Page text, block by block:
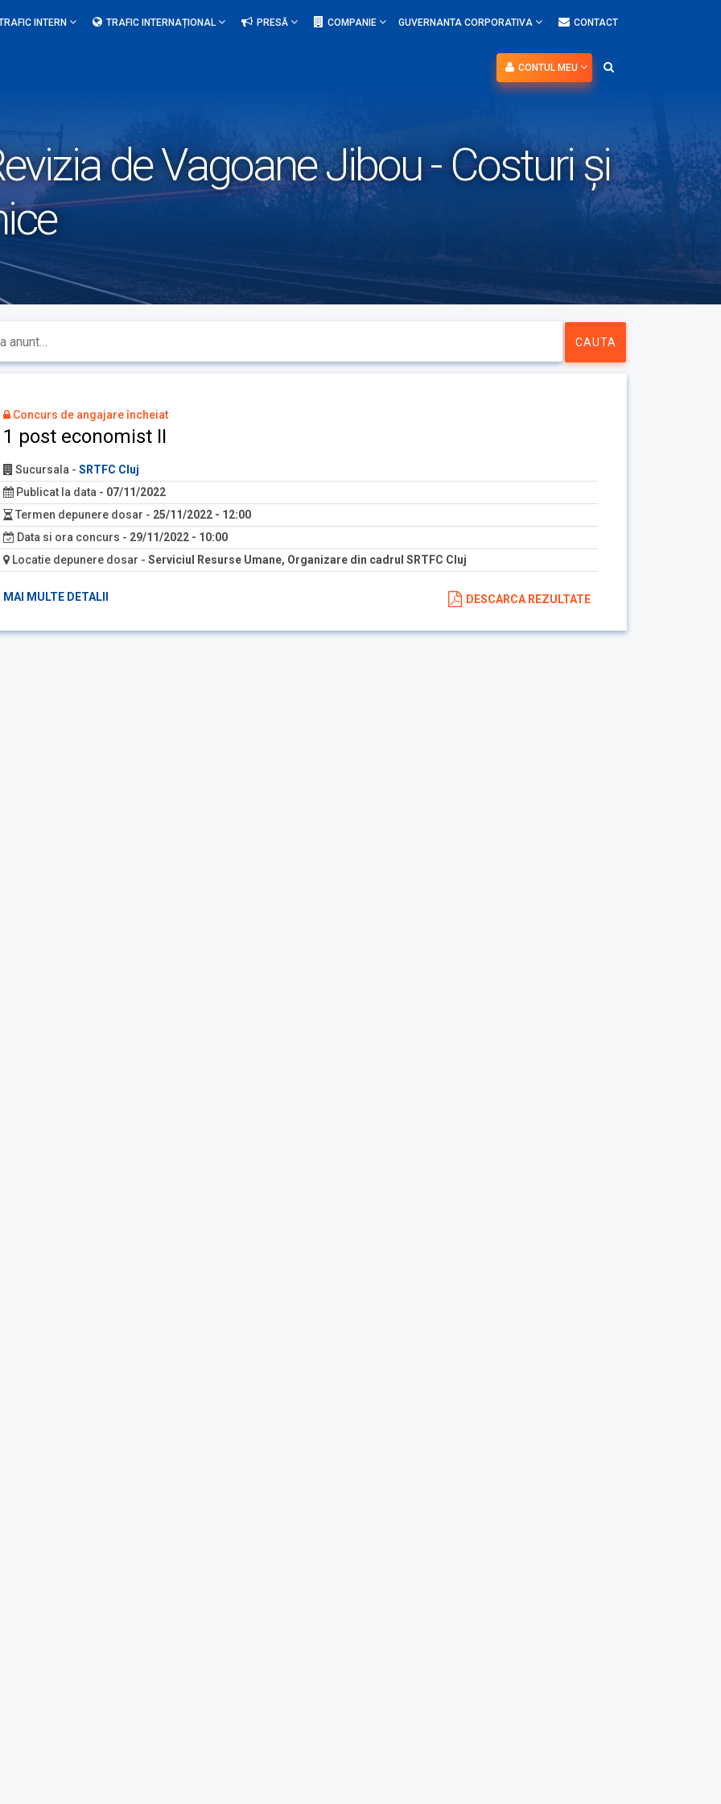
INTERN TRAFIC INTERNAȚIONAL PRESĂ COMPANIE GUVERNANTA CORPORATIVA CONTACT
CONTUL MEU
de Vagoane Jibou - Costuri și
Concurs de angajare încheiat
1 post economist II
Sucursala - SRTFC Cluj
Publicat la data - 07/11/2022
Termen depunere dosar - 25/11/2022 - 12:00
Data si ora concurs - 29/11/2022 - 10:00
Locatie depunere dosar - Serviciul Resurse Umane, Organizare din cadrul SRTFC Cluj
MAI MULTE DETALII DESCARCA REZULTATE